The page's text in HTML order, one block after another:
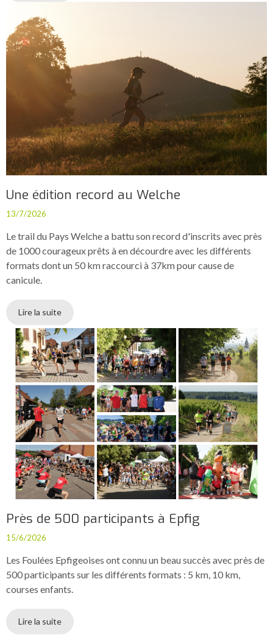
Une édition record au Welche
13/7/2026
Le trail du Pays Welche a battu son record d'inscrits avec près
de 1000 courageux prêts à en décourdre avec les différents
formats dont un 50 km raccourci à 37km pour cause de
canicule.
Lire la suite
Près de 500 participants à Epfig
15/6/2026
Les Foulées Epfigeoises ont connu un beau succès avec près de
500 participants sur les différents formats : 5 km, 10 km,
courses enfants.
Lire la suite